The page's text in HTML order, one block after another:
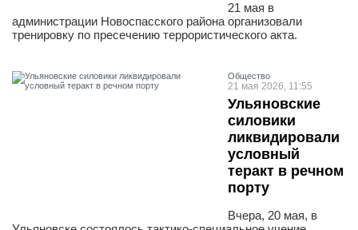
21 мая в
администрации Новоспасского района организовали
тренировку по пресечению террористического акта.
Общество
21 мая 2026, 11:55
Ульяновские
силовики
ликвидировали
условный
теракт в речном
порту
Вчера, 20 мая, в